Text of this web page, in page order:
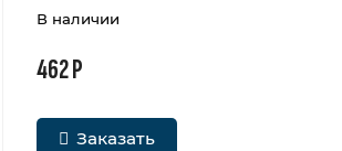
В наличии
462 Р
Заказать